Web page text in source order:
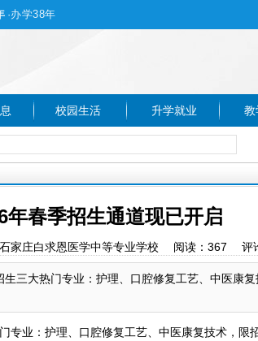
·办学38年
校园生活 升学就业 教
春季招生通道现已开启
庄白求恩医学中等专业学校 阅读： 367 评
三大热门专业：护理、口腔修复工艺、中医康复
业：护理、口腔修复工艺、中医康复技术，限